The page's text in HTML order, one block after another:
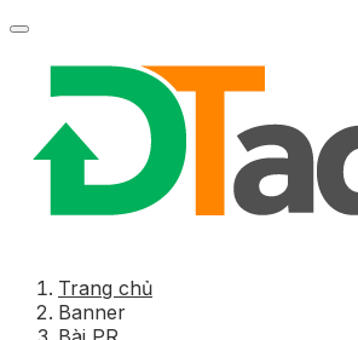
Trang chủ
Banner